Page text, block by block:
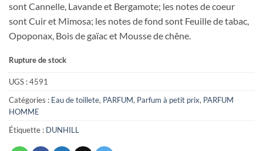
sont Cannelle, Lavande et Bergamote; les notes de coeur
sont Cuir et Mimosa; les notes de fond sont Feuille de tabac,
Opoponax, Bois de gaïac et Mousse de chêne.
Rupture de stock
UGS :4591
Catégories : Eau de toillete, PARFUM, Parfum à petit prix, PARFUM
HOMME
Étiquette : DUNHILL